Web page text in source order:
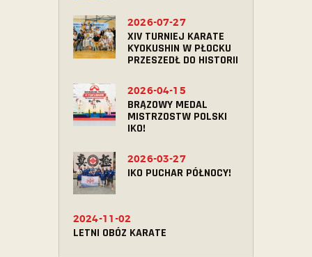
XIV TURNIEJ KARATE
KYOKUSHIN W PŁOCKU
PRZESZEDŁ DO HISTORII
2026-07-27
BRĄZOWY MEDAL
MISTRZOSTW POLSKI
IKO!
2026-04-15
IKO PUCHAR PÓŁNOCY!
2026-03-27
LETNI OBÓZ KARATE
2024-11-02